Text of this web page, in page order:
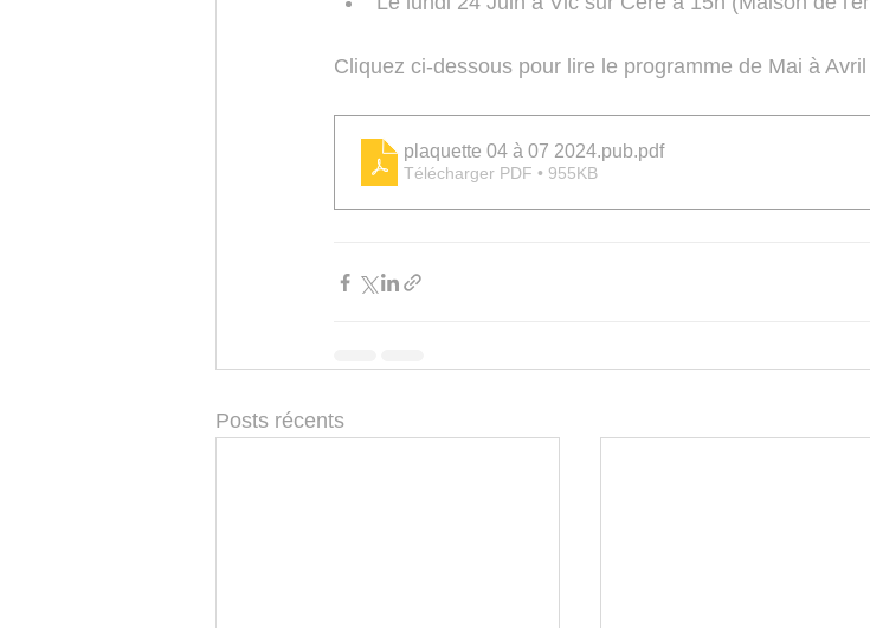
Cliquez ci-dessous pour lire le programme de Mai à
plaquette 04 à 07 2024.pub.pdf
Télécharger PDF • 955KB
Posts récents